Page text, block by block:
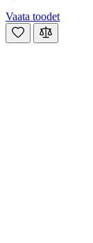
Vaata toodet